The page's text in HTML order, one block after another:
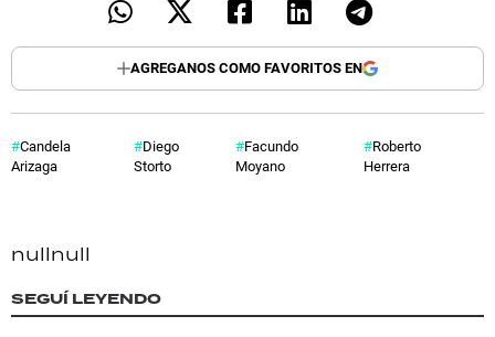
AGREGANOS COMO FAVORITOS EN
Candela
Arizaga
Diego
Storto
Facundo
Moyano
Roberto
Herrera
nullnull
SEGUÍ LEYENDO